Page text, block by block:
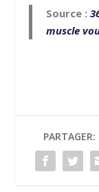
Source :
muscle
PARTAGER: